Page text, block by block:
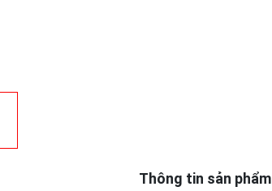
Thông tin sản phẩm